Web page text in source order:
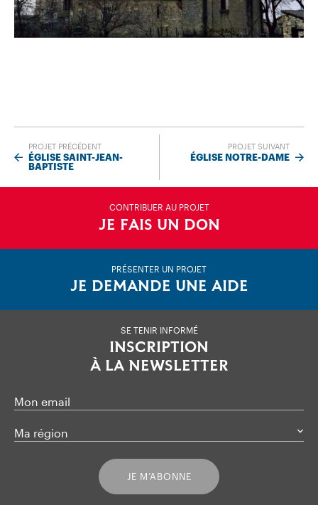
PROJET PRÉCÉDENT
ÉGLISE SAINT-JEAN-
BAPTISTE
PROJET SUIVANT
ÉGLISE NOTRE-DAME
CONTRIBUER AU PROJET
JE FAIS UN DON
PRÉSENTER UN PROJET
JE DEMANDE UNE AIDE
SE TENIR INFORMÉ
INSCRIPTION
À LA NEWSLETTER
Mon email
Ma région
JE M’ABONNE